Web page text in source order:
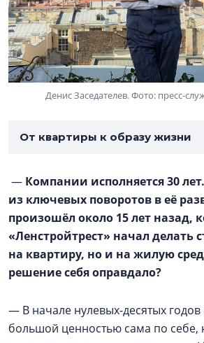
Денис Заседателев. Фото: пресс-
От квартиры к образу жизни
— Компании исполняется 30
из ключевых поворотов в её
произошёл около 15 лет назад,
«Ленстройтрест» начал делать
на квартиру, но и на жилую
решение себя оправдало?
— В начале нулевых-десятых
большой ценностью сама по себе,